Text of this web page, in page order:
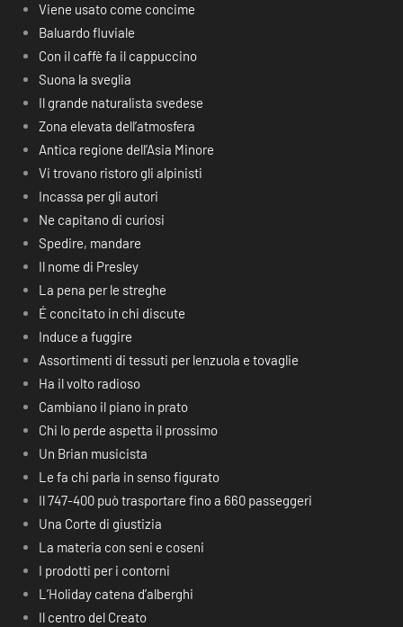
Viene usato come concime
Baluardo fluviale
Con il caffè fa il cappuccino
Suona la sveglia
Il grande naturalista svedese
Zona elevata dell’atmosfera
Antica regione dell’Asia Minore
Vi trovano ristoro gli alpinisti
Incassa per gli autori
Ne capitano di curiosi
Spedire, mandare
Il nome di Presley
La pena per le streghe
É concitato in chi discute
Induce a fuggire
Assortimenti di tessuti per lenzuola e tovaglie
Ha il volto radioso
Cambiano il piano in prato
Chi lo perde aspetta il prossimo
Un Brian musicista
Le fa chi parla in senso figurato
Il 747-400 può trasportare fino a 660 passeggeri
Una Corte di giustizia
La materia con seni e coseni
I prodotti per i contorni
L’Holiday catena d’alberghi
Il centro del Creato